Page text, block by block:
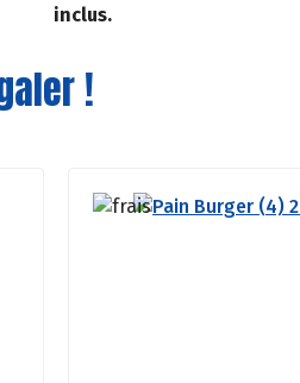
inclus.
!